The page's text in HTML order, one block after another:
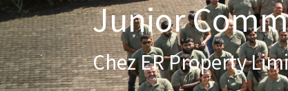
Junior
Chez ER Property